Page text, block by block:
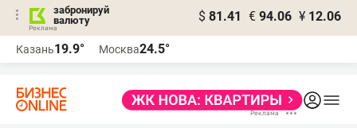
забронируй
валюту
$ 81.41 € 94.06 ¥ 12.06
Казань19.9° Москва24.5°